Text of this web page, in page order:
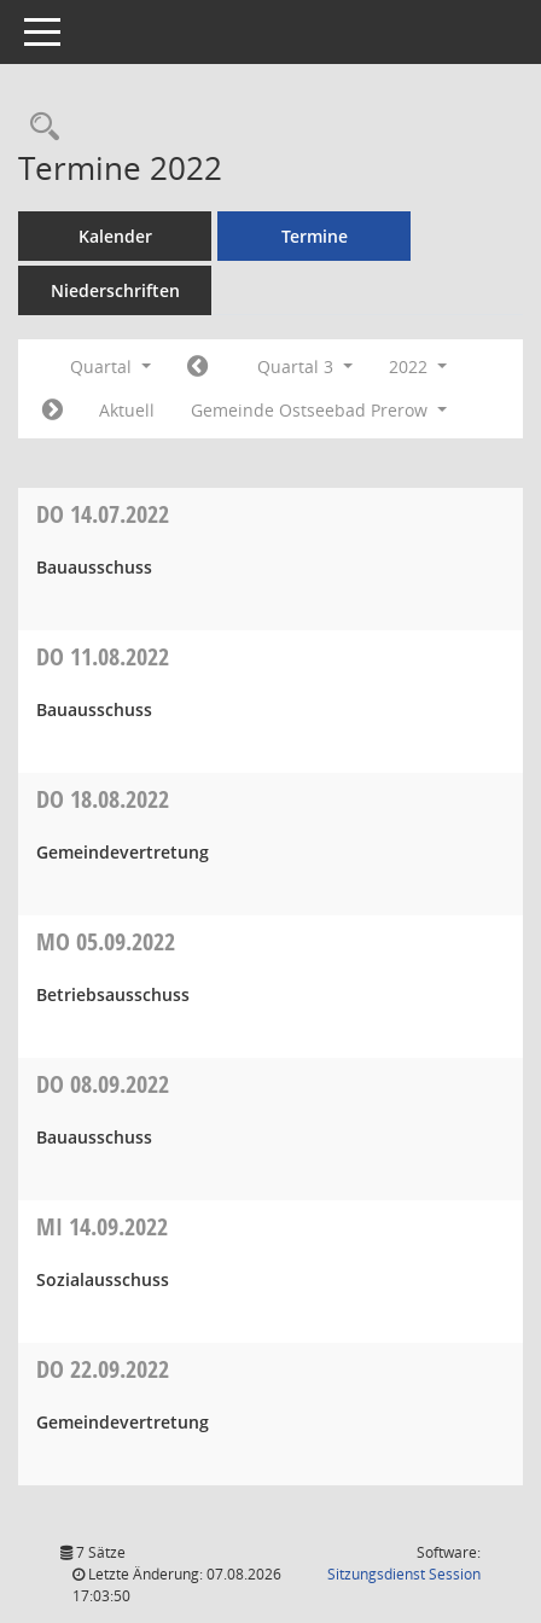
Toggle navigation
Rechercheauswahl
Termine 2022
Kalender Termine
Niederschriften
Quartal Quartal 3
2022
Aktuell
Gemeinde Ostseebad Prerow
DO 14.07.2022
Bauausschuss
DO 11.08.2022
Bauausschuss
DO 18.08.2022
Gemeindevertretung
MO 05.09.2022
Betriebsausschuss
DO 08.09.2022
Bauausschuss
MI 14.09.2022
Sozialausschuss
DO 22.09.2022
Gemeindevertretung
7 Sätze
Letzte Änderung: 07.08.2026
17:03:50
Software:
SitzungsdienstSession(Wird in